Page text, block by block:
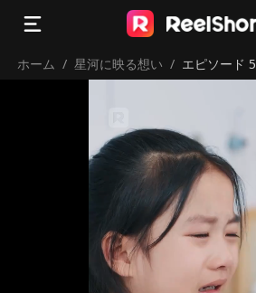
ホーム / 星河に映る想い / エピソード 5